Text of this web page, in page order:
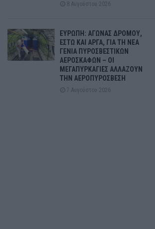
8 Αυγούστου 2026
ΕΥΡΩΠΗ: ΑΓΩΝΑΣ ΔΡΟΜΟΥ,
ΕΣΤΩ ΚΑΙ ΑΡΓΑ, ΓΙΑ ΤΗ ΝΕΑ
ΓΕΝΙΑ ΠΥΡΟΣΒΕΣΤΙΚΩΝ
ΑΕΡΟΣΚΑΦΩΝ – ΟΙ
ΜΕΓΑΠΥΡΚΑΓΙΕΣ ΑΛΛΑΖΟΥΝ
ΤΗΝ ΑΕΡΟΠΥΡΟΣΒΕΣΗ
7 Αυγούστου 2026